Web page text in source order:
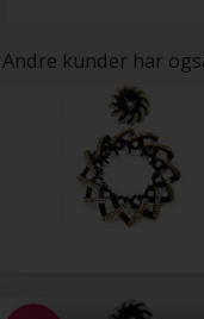
Andre kunder har